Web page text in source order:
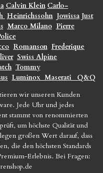
Calvin Klein Carlo-
Heinrichssohn Jowissa Just
Marco Milano Pierre
Romanson Frederique
Swiss Alpine
Tommy
Luminox Maserati
Q&Q
wir unseren Kunden
Jede Uhr und jedes
stammt von renommierten
um höchste Qualität und
großen Wert darauf, dass
die den höchsten Standards
Erlebnis. Bei Fragen: